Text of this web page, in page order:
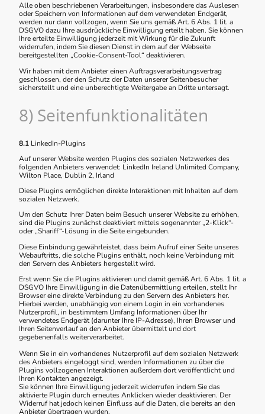
Alle oben beschriebenen Verarbeitungen, insbesondere das Auslesen
oder Speichern von Informationen auf dem verwendeten Endgerät,
werden nur dann vollzogen, wenn Sie uns gemäß Art. 6 Abs. 1 lit. a
DSGVO dazu Ihre ausdrückliche Einwilligung erteilt haben. Sie können
Ihre erteilte Einwilligung jederzeit mit Wirkung für die Zukunft
widerrufen, indem Sie diesen Dienst in dem auf der Webseite
bereitgestellten „Cookie-Consent-Tool“ deaktivieren.
Wir haben mit dem Anbieter einen Auftragsverarbeitungsvertrag
geschlossen, der den Schutz der Daten unserer Seitenbesucher
sicherstellt und eine unberechtigte Weitergabe an Dritte untersagt.
8) Seitenfunktionalitäten
8.1 LinkedIn-Plugins
Auf unserer Website werden Plugins des sozialen Netzwerkes des
folgenden Anbieters verwendet: LinkedIn Ireland Unlimited Company,
Wilton Place, Dublin 2, Irland
Diese Plugins ermöglichen direkte Interaktionen mit Inhalten auf dem
sozialen Netzwerk.
Um den Schutz Ihrer Daten beim Besuch unserer Website zu erhöhen,
sind die Plugins zunächst deaktiviert mittels sogenannter „2-Klick“-
oder „Shariff“-Lösung in die Seite eingebunden.
Diese Einbindung gewährleistet, dass beim Aufruf einer Seite unseres
Webauftritts, die solche Plugins enthält, noch keine Verbindung mit
den Servern des Anbieters hergestellt wird.
Erst wenn Sie die Plugins aktivieren und damit gemäß Art. 6 Abs. 1 lit. a
DSGVO Ihre Einwilligung in die Datenübermittlung erteilen, stellt Ihr
Browser eine direkte Verbindung zu den Servern des Anbieters her.
Hierbei werden, unabhängig von einem Login in ein vorhandenes
Nutzerprofil, in bestimmtem Umfang Informationen über Ihr
verwendetes Endgerät (darunter Ihre IP-Adresse), Ihren Browser und
Ihren Seitenverlauf an den Anbieter übermittelt und dort
gegebenenfalls weiterverarbeitet.
Wenn Sie in ein vorhandenes Nutzerprofil auf dem sozialen Netzwerk
des Anbieters eingeloggt sind, werden Informationen zu über die
Plugins vollzogenen Interaktionen außerdem dort veröffentlicht und
Ihren Kontakten angezeigt.
Sie können Ihre Einwilligung jederzeit widerrufen indem Sie das
aktivierte Plugin durch erneutes Anklicken wieder deaktivieren. Der
Widerruf hat jedoch keinen Einfluss auf die Daten, die bereits an den
Anbieter übertragen wurden.